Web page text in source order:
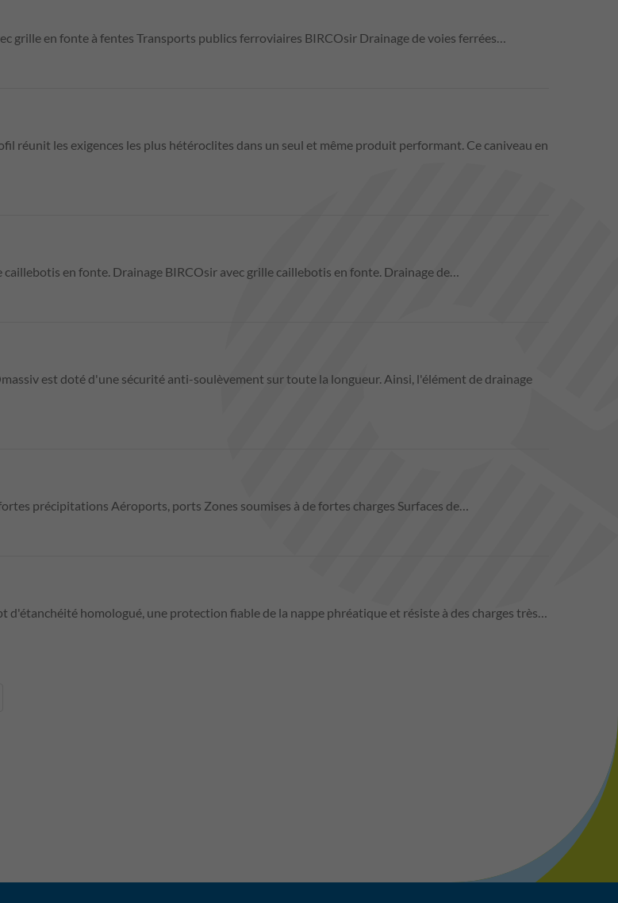
grille en fonte à fentes Transports publics ferroviaires BIRCOsir Drainage de voies ferrées…
réunit les exigences les plus hétéroclites dans un seul et même produit performant. Ce caniveau en
en fonte. Drainage BIRCOsir avec grille caillebotis en fonte. Drainage de…
est doté d'une sécurité anti-soulèvement sur toute la longueur. Ainsi, l'élément de drainage
précipitations Aéroports, ports Zones soumises à de fortes charges Surfaces de…
homologué, une protection fiable de la nappe phréatique et résiste à des charges très…